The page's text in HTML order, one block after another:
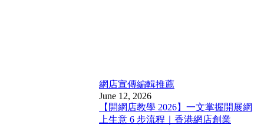
網店宣傳編輯推薦
June 12, 2026
【開網店教學 2026】一文掌握開展網
上生意 6 步流程｜香港網店創業